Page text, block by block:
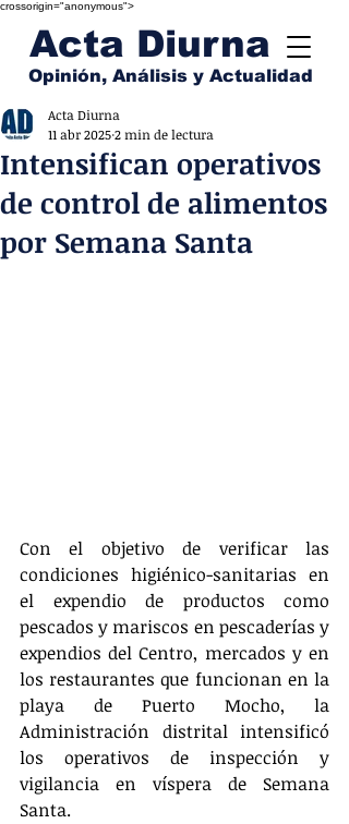
crossorigin="anonymous">
Acta Diurna
Opinión, Análisis y Actualidad
Intensifican operativos
de control de alimentos
por Semana Santa
Acta Diurna
11 abr 20252 min de lectura
Con el objetivo de verificar las
condiciones higiénico-sanitarias en
el expendio de productos como
pescados y mariscos en pescaderías y
expendios del Centro, mercados y en
los restaurantes que funcionan en la
playa de Puerto Mocho, la
Administración distrital intensificó
los operativos de inspección y
vigilancia en víspera de Semana
Santa.